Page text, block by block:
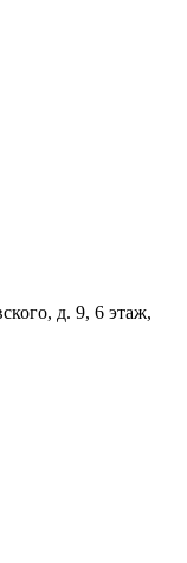
д. 9, 6 этаж,